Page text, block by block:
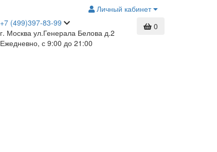
Личный кабинет
+7 (499)397-83-99
г. Москва ул.Генерала Белова д.2
Ежедневно, с 9:00 до 21:00
0